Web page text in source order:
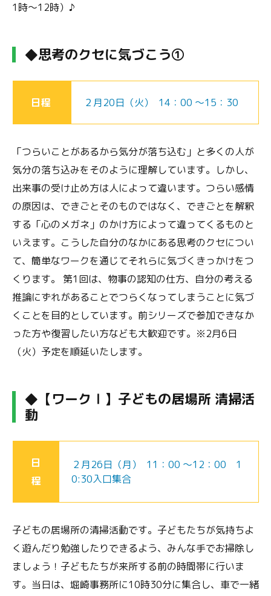
1時～12時）♪
◆思考のクセに気づこう①
日程 ２月20日（火） 14：00 ～15：30
「つらいことがあるから気分が落ち込む」と多くの人が
気分の落ち込みをそのように理解しています。しかし、
出来事の受け止め方は人によって違います。つらい感情
の原因は、できごとそのものではなく、できごとを解釈
する「心のメガネ」のかけ方によって違ってくるものと
いえます。こうした自分のなかにある思考のクセについ
て、簡単なワークを通じてそれらに気づくきっかけをつ
くります。 第1回は、物事の認知の仕方、自分の考える
推論にずれがあることでつらくなってしまうことに気づ
くことを目的としています。前シリーズで参加できなか
った方や復習したい方なども大歓迎です。※2月6日
（火）予定を順延いたします。
◆【ワークⅠ】子どもの居場所 清掃活
動
日
程
２月26日（月） 11：00 ～12：00 1
0:30入口集合
子どもの居場所の清掃活動です。子どもたちが気持ちよ
く遊んだり勉強したりできるよう、みんな手でお掃除し
ましょう！子どもたちが来所する前の時間帯に行いま
す。当日は、堀崎事務所に10時30分に集合し、車で一緒